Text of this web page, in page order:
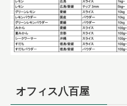
オフィス八百屋